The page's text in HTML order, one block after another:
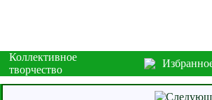
Коллективное
творчество